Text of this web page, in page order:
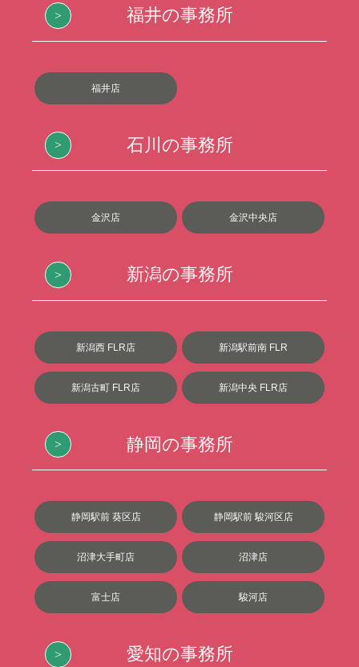
福井の事務所
福井店
石川の事務所
金沢店 金沢中央店
新潟の事務所
新潟西 FLR店 新潟駅前南 FLR
新潟古町 FLR店 新潟中央 FLR店
静岡の事務所
静岡駅前 葵区店 静岡駅前 駿河区店
沼津大手町店 沼津店
富士店 駿河店
愛知の事務所